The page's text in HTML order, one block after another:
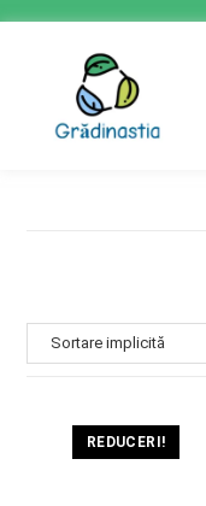
REDUCERI!